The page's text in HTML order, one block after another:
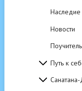
Новости
Путь к